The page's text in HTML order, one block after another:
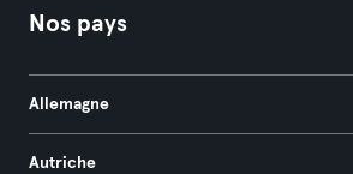
Nos pays
Allemagne
Autriche